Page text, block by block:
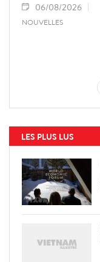
06/08/2026
NOUVELLES
LES PLUS LUS